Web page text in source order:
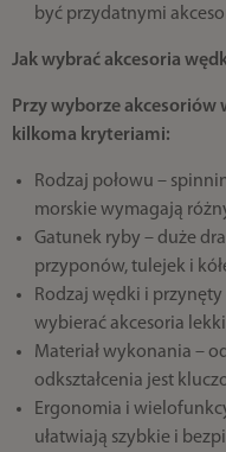
być przydatnymi
Jak wybrać akcesoria
Przy wyborze
kilkoma kryteriami:
Rodzaj połowu –
morskie wymagają
Gatunek ryby – duże
przyponów, tulejek i
Rodzaj wędki i
wybierać akcesoria
Materiał wykonania –
odkształcenia jest
Ergonomia i
ułatwiają szybkie i